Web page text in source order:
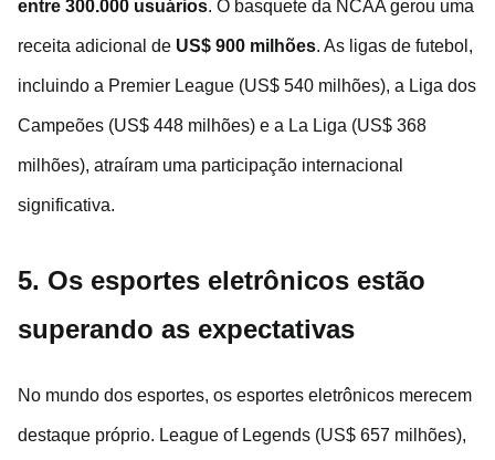
entre 300.000 usuários. O basquete da NCAA gerou uma
receita adicional de US$ 900 milhões. As ligas de futebol,
incluindo a Premier League (US$ 540 milhões), a Liga dos
Campeões (US$ 448 milhões) e a La Liga (US$ 368
milhões), atraíram uma participação internacional
significativa.
5. Os esportes eletrônicos estão
superando as expectativas
No mundo dos esportes, os esportes eletrônicos merecem
destaque próprio. League of Legends (US$ 657 milhões),